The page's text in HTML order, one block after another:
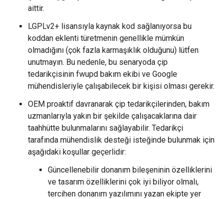
aittir.
LGPLv2+ lisansıyla kaynak kod sağlanıyorsa bu
koddan eklenti türetmenin genellikle mümkün
olmadığını (çok fazla karmaşıklık olduğunu) lütfen
unutmayın. Bu nedenle, bu senaryoda çip
tedarikçisinin fwupd bakım ekibi ve Google
mühendisleriyle çalışabilecek bir kişisi olması gerekir.
OEM proaktif davranarak çip tedarikçilerinden, bakım
uzmanlarıyla yakın bir şekilde çalışacaklarına dair
taahhütte bulunmalarını sağlayabilir. Tedarikçi
tarafında mühendislik desteği isteğinde bulunmak için
aşağıdaki koşullar geçerlidir:
Güncellenebilir donanım bileşeninin özelliklerini
ve tasarım özelliklerini çok iyi biliyor olmalı,
tercihen donanım yazılımını yazan ekipte yer